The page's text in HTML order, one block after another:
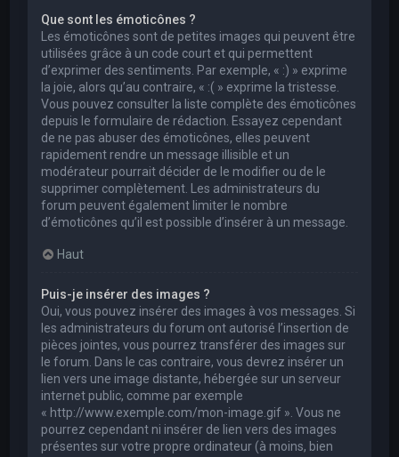
Que sont les émoticônes ?
Les émoticônes sont de petites images qui peuvent être
utilisées grâce à un code court et qui permettent
d’exprimer des sentiments. Par exemple, « :) » exprime
la joie, alors qu’au contraire, « :( » exprime la tristesse.
Vous pouvez consulter la liste complète des émoticônes
depuis le formulaire de rédaction. Essayez cependant
de ne pas abuser des émoticônes, elles peuvent
rapidement rendre un message illisible et un
modérateur pourrait décider de le modifier ou de le
supprimer complètement. Les administrateurs du
forum peuvent également limiter le nombre
d’émoticônes qu’il est possible d’insérer à un message.
Haut
Puis-je insérer des images ?
Oui, vous pouvez insérer des images à vos messages. Si
les administrateurs du forum ont autorisé l’insertion de
pièces jointes, vous pourrez transférer des images sur
le forum. Dans le cas contraire, vous devrez insérer un
lien vers une image distante, hébergée sur un serveur
internet public, comme par exemple
« http://www.exemple.com/mon-image.gif ». Vous ne
pourrez cependant ni insérer de lien vers des images
présentes sur votre propre ordinateur (à moins, bien